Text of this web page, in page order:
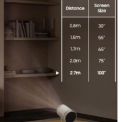
filmových nadšencov a
z väčších
/ 1280×1024)
- ideálne
textu a
s HD kvalitou a pomerom